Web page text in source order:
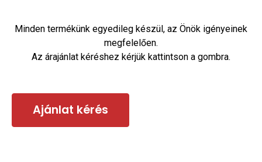
Minden termékünk egyedileg készül, az Önök igényeinek
megfelelően.
Az árajánlat kéréshez kérjük kattintson a gombra.
Ajánlat kérés